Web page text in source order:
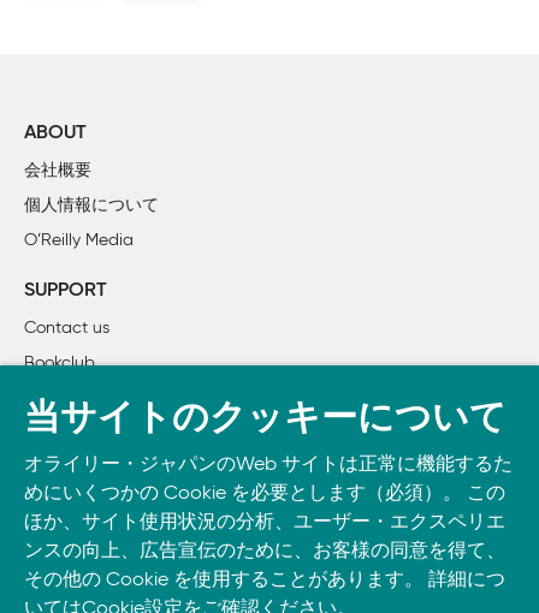
        2. ヘルスケア：心臓疾患予防キャンペーン
        3. エネルギー：電力キャンペーン
        5. 金融：不正検知
        6. エネルギー：発電量需要予測
    2.2　データの種類とファイルの種類
        2.2.1　量的データと質的データ
2.2.2　構造化データ、非構造化データ、半構造化デー
        2.2.3　データファイルの種類
        2.2.4　データの処理方法
    2.3　GitHubとGoogle Colab入門
2.3.1　GitHubを使用したプロジェクトのデータリポジ
2.3.2　Low-Code AIプロジェクトをGoogleの
    2.4　まとめ
ABOUT
会社概要
個人情報について
O’Reilly Media
SUPPORT
Contact us
Bookclub
書籍注文
Take O’Reilly with you and learn anywhere, anytime on your
phone
and tablet.
当サイトのクッキーについて
オライリー・ジャパンのWeb サイトは正常に機能するた
めにいくつかの Cookie を必要とします（必須）。 この
ほか、サイト使用状況の分析、ユーザー・エクスペリエ
ンスの向上、広告宣伝のために、お客様の同意を得て、
その他の Cookie を使用することがあります。 詳細につ
いてはCookie設定をご確認ください。